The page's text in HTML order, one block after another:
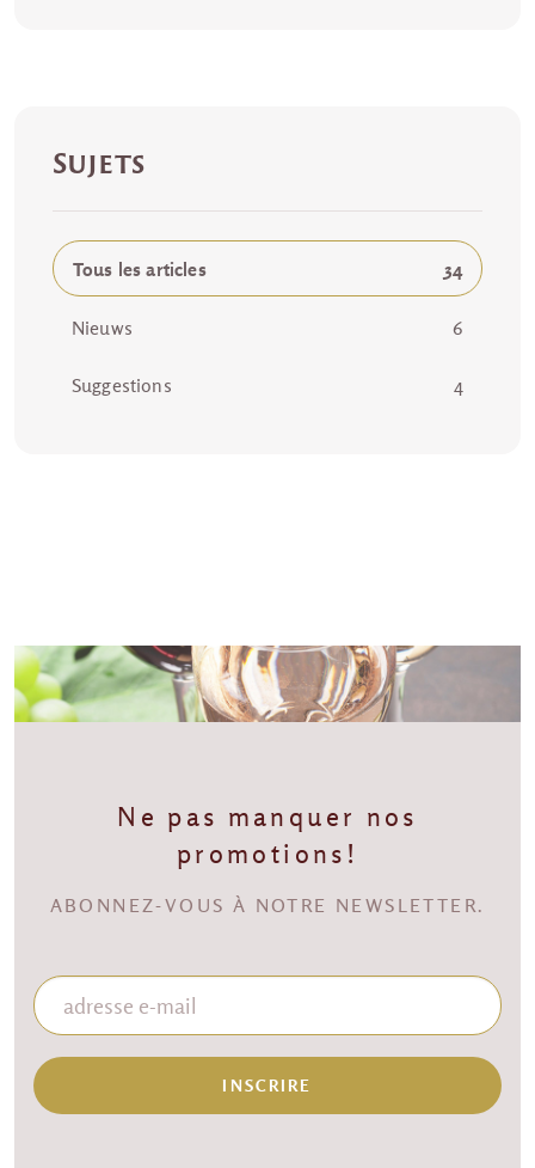
Sujets
Tous les articles 34
Nieuws 6
Suggestions 4
Ne pas manquer nos
promotions!
ABONNEZ-VOUS À NOTRE NEWSLETTER.
INSCRIRE